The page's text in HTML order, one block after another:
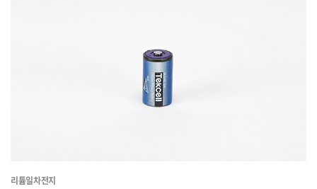
리튬일차전지